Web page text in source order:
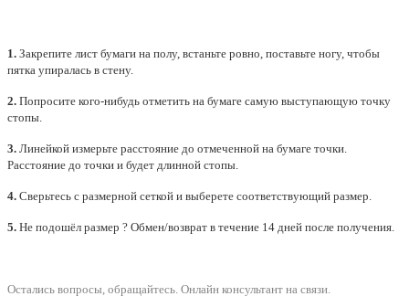
1. Закрепите лист бумаги на полу, встаньте ровно, поставьте ногу, чтобы
пятка упиралась в стену.
2. Попросите кого-нибудь отметить на бумаге самую выступающую точку
стопы.
3. Линейкой измерьте расстояние до отмеченной на бумаге точки.
Расстояние до точки и будет длинной стопы.
4. Сверьтесь с размерной сеткой и выберете соответствующий размер.
5. Не подошёл размер ? Обмен/возврат в течение 14 дней после получения.
Остались вопросы, обращайтесь. Онлайн консультант на связи.